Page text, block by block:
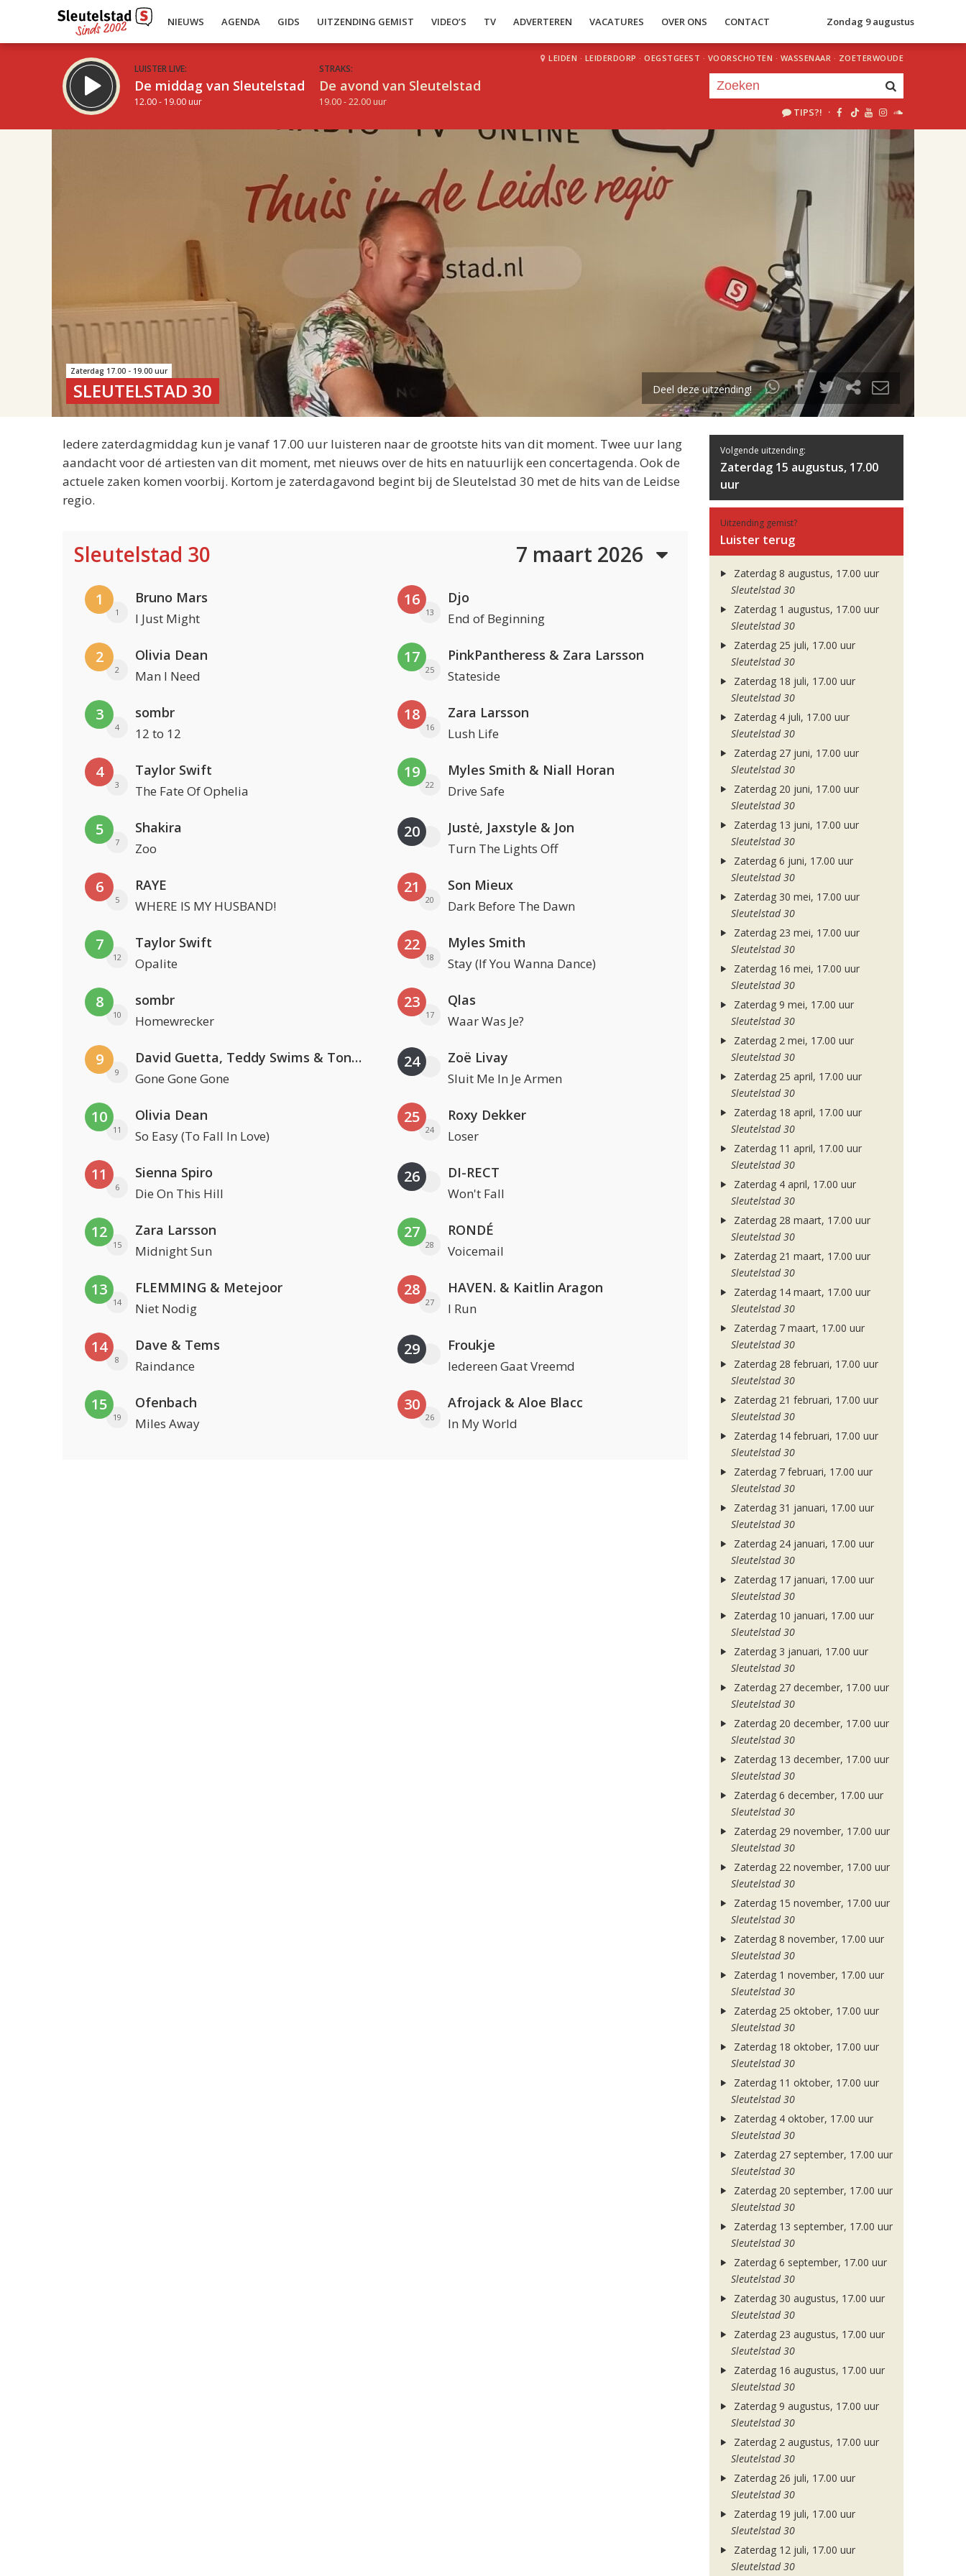
NIEUWS AGENDA GIDS UITZENDING GEMIST VIDEO’S TV ADVERTEREN VACATURES OVER ONS CONTACT Zondag 9 augustus
LUISTER LIVE:
De middag van Sleutelstad
12.00 - 19.00 uur
STRAKS:
De avond van Sleutelstad
19.00 - 22.00 uur
LEIDEN · LEIDERDORP · OEGSTGEEST · VOORSCHOTEN · WASSENAAR · ZOETERWOUDE
TIPS?! ·
uur 1 van 2
Volgend uur
Zaterdag 17.00 - 19.00 uur
SLEUTELSTAD 30 Deel deze uitzending!
Iedere zaterdagmiddag kun je vanaf 17.00 uur luisteren naar de grootste hits van dit moment. Twee uur lang
aandacht voor dé artiesten van dit moment, met nieuws over de hits en natuurlijk een concertagenda. Ook de
actuele zaken komen voorbij. Kortom je zaterdagavond begint bij de Sleutelstad 30 met de hits van de Leidse
regio.
Sleutelstad 30 7 maart 2026
1
1
Bruno Mars
I Just Might
2
2
Olivia Dean
Man I Need
3
4
sombr
12 to 12
4
3
Taylor Swift
The Fate Of Ophelia
5
7
Shakira
Zoo
6
5
RAYE
WHERE IS MY HUSBAND!
7
12
Taylor Swift
Opalite
8
10
sombr
Homewrecker
9
9
David Guetta, Teddy Swims & Tones And I
Gone Gone Gone
10
11
Olivia Dean
So Easy (To Fall In Love)
11
6
Sienna Spiro
Die On This Hill
12
15
Zara Larsson
Midnight Sun
13
14
FLEMMING & Metejoor
Niet Nodig
14
8
Dave & Tems
Raindance
15
19
Ofenbach
Miles Away
16
13
Djo
End of Beginning
17
25
PinkPantheress & Zara Larsson
Stateside
18
16
Zara Larsson
Lush Life
19
22
Myles Smith & Niall Horan
Drive Safe
20 Justė, Jaxstyle & Jon
Turn The Lights Off
21
20
Son Mieux
Dark Before The Dawn
22
18
Myles Smith
Stay (If You Wanna Dance)
23
17
Qlas
Waar Was Je?
24 Zoë Livay
Sluit Me In Je Armen
25
24
Roxy Dekker
Loser
26 DI-RECT
Won't Fall
27
28
RONDÉ
Voicemail
28
27
HAVEN. & Kaitlin Aragon
I Run
29 Froukje
Iedereen Gaat Vreemd
30
26
Afrojack & Aloe Blacc
In My World
Volgende uitzending:
Zaterdag 15 augustus, 17.00
uur
Uitzending gemist?
Luister terug
Zaterdag 8 augustus, 17.00 uur
Sleutelstad 30
Zaterdag 1 augustus, 17.00 uur
Sleutelstad 30
Zaterdag 25 juli, 17.00 uur
Sleutelstad 30
Zaterdag 18 juli, 17.00 uur
Sleutelstad 30
Zaterdag 4 juli, 17.00 uur
Sleutelstad 30
Zaterdag 27 juni, 17.00 uur
Sleutelstad 30
Zaterdag 20 juni, 17.00 uur
Sleutelstad 30
Zaterdag 13 juni, 17.00 uur
Sleutelstad 30
Zaterdag 6 juni, 17.00 uur
Sleutelstad 30
Zaterdag 30 mei, 17.00 uur
Sleutelstad 30
Zaterdag 23 mei, 17.00 uur
Sleutelstad 30
Zaterdag 16 mei, 17.00 uur
Sleutelstad 30
Zaterdag 9 mei, 17.00 uur
Sleutelstad 30
Zaterdag 2 mei, 17.00 uur
Sleutelstad 30
Zaterdag 25 april, 17.00 uur
Sleutelstad 30
Zaterdag 18 april, 17.00 uur
Sleutelstad 30
Zaterdag 11 april, 17.00 uur
Sleutelstad 30
Zaterdag 4 april, 17.00 uur
Sleutelstad 30
Zaterdag 28 maart, 17.00 uur
Sleutelstad 30
Zaterdag 21 maart, 17.00 uur
Sleutelstad 30
Zaterdag 14 maart, 17.00 uur
Sleutelstad 30
Zaterdag 7 maart, 17.00 uur
Sleutelstad 30
Zaterdag 28 februari, 17.00 uur
Sleutelstad 30
Zaterdag 21 februari, 17.00 uur
Sleutelstad 30
Zaterdag 14 februari, 17.00 uur
Sleutelstad 30
Zaterdag 7 februari, 17.00 uur
Sleutelstad 30
Zaterdag 31 januari, 17.00 uur
Sleutelstad 30
Zaterdag 24 januari, 17.00 uur
Sleutelstad 30
Zaterdag 17 januari, 17.00 uur
Sleutelstad 30
Zaterdag 10 januari, 17.00 uur
Sleutelstad 30
Zaterdag 3 januari, 17.00 uur
Sleutelstad 30
Zaterdag 27 december, 17.00 uur
Sleutelstad 30
Zaterdag 20 december, 17.00 uur
Sleutelstad 30
Zaterdag 13 december, 17.00 uur
Sleutelstad 30
Zaterdag 6 december, 17.00 uur
Sleutelstad 30
Zaterdag 29 november, 17.00 uur
Sleutelstad 30
Zaterdag 22 november, 17.00 uur
Sleutelstad 30
Zaterdag 15 november, 17.00 uur
Sleutelstad 30
Zaterdag 8 november, 17.00 uur
Sleutelstad 30
Zaterdag 1 november, 17.00 uur
Sleutelstad 30
Zaterdag 25 oktober, 17.00 uur
Sleutelstad 30
Zaterdag 18 oktober, 17.00 uur
Sleutelstad 30
Zaterdag 11 oktober, 17.00 uur
Sleutelstad 30
Zaterdag 4 oktober, 17.00 uur
Sleutelstad 30
Zaterdag 27 september, 17.00 uur
Sleutelstad 30
Zaterdag 20 september, 17.00 uur
Sleutelstad 30
Zaterdag 13 september, 17.00 uur
Sleutelstad 30
Zaterdag 6 september, 17.00 uur
Sleutelstad 30
Zaterdag 30 augustus, 17.00 uur
Sleutelstad 30
Zaterdag 23 augustus, 17.00 uur
Sleutelstad 30
Zaterdag 16 augustus, 17.00 uur
Sleutelstad 30
Zaterdag 9 augustus, 17.00 uur
Sleutelstad 30
Zaterdag 2 augustus, 17.00 uur
Sleutelstad 30
Zaterdag 26 juli, 17.00 uur
Sleutelstad 30
Zaterdag 19 juli, 17.00 uur
Sleutelstad 30
Zaterdag 12 juli, 17.00 uur
Sleutelstad 30